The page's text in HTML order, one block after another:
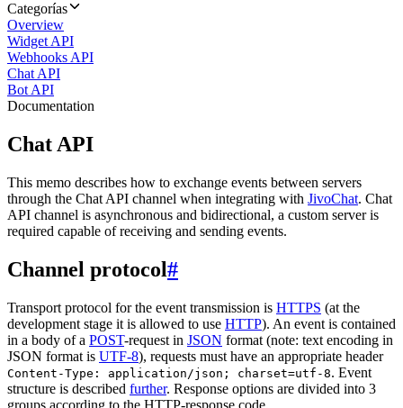
Categorías
Overview
Widget API
Webhooks API
Chat API
Bot API
Documentation
Chat API
This memo describes how to exchange events between servers
through the Chat API channel when integrating with JivoChat. Chat
API channel is asynchronous and bidirectional, a custom server is
required capable of receiving and sending events.
Channel protocol#
Transport protocol for the event transmission is HTTPS (at the
development stage it is allowed to use HTTP). An event is contained
in a body of a POST-request in JSON format (note: text encoding in
JSON format is UTF-8), requests must have an appropriate header
Content-Type: application/json; charset=utf-8. Event
structure is described further. Response options are divided into 3
groups according to the HTTP-response code.